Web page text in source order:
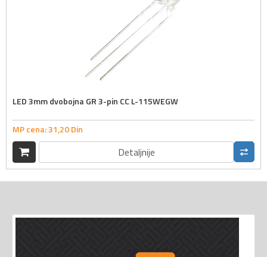
LED 3mm dvobojna GR 3-pin CC L-115WEGW
MP cena:31,20Din
Detaljnije